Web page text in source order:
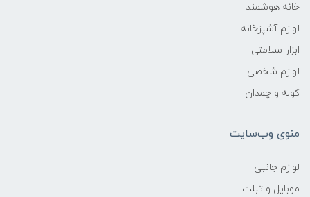
خانه هوشمند
لوازم آشپزخانه
ابزار سلامتی
لوازم شخصی
کوله و چمدان
منوی وب‌سایت
لوازم جانبی
موبایل و تبلت